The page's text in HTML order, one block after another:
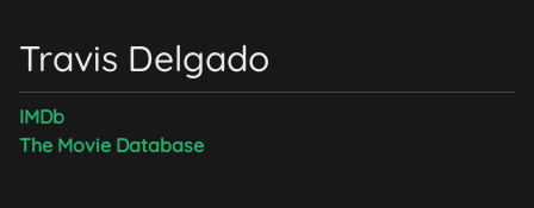
Travis Delgado
IMDb
The Movie Database